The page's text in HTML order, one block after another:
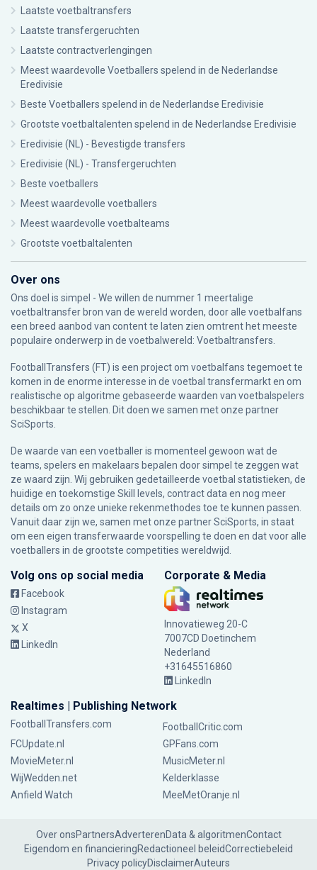
Laatste voetbaltransfers
Laatste transfergeruchten
Laatste contractverlengingen
Meest waardevolle Voetballers spelend in de Nederlandse
Eredivisie
Beste Voetballers spelend in de Nederlandse Eredivisie
Grootste voetbaltalenten spelend in de Nederlandse Eredivisie
Eredivisie (NL) - Bevestigde transfers
Eredivisie (NL) - Transfergeruchten
Beste voetballers
Meest waardevolle voetballers
Meest waardevolle voetbalteams
Grootste voetbaltalenten
Over ons
Ons doel is simpel - We willen de nummer 1 meertalige
voetbaltransfer bron van de wereld worden, door alle voetbalfans
een breed aanbod van content te laten zien omtrent het meeste
populaire onderwerp in de voetbalwereld: Voetbaltransfers.
FootballTransfers (FT) is een project om voetbalfans tegemoet te
komen in de enorme interesse in de voetbal transfermarkt en om
realistische op algoritme gebaseerde waarden van voetbalspelers
beschikbaar te stellen. Dit doen we samen met onze partner
SciSports
De waarde van een voetballer is momenteel gewoon wat de
teams, spelers en makelaars bepalen door simpel te zeggen wat
ze waard zijn. Wij gebruiken gedetailleerde voetbal statistieken, de
huidige en toekomstige Skill levels, contract data en nog meer
details om zo onze unieke rekenmethodes toe te kunnen passen.
Vanuit daar zijn we, samen met onze partner SciSports, in staat
om een eigen transferwaarde voorspelling te doen en dat voor alle
voetballers in de grootste competities wereldwijd.
Volg ons op social media
Facebook
Instagram
X
LinkedIn
Corporate & Media
Innovatieweg 20-C
7007CD Doetinchem
Nederland
+31645516860
LinkedIn
Realtimes | Publishing Network
FootballTransfers.com
FootballCritic.com
FCUpdate.nl
GPFans.com
MovieMeter.nl
MusicMeter.nl
WijWedden.net
Kelderklasse
Anfield Watch
MeeMetOranje.nl
Over onsPartnersAdverterenData & algoritmenContact
Eigendom en financieringRedactioneel beleidCorrectiebeleid
Privacy policyDisclaimerAuteurs